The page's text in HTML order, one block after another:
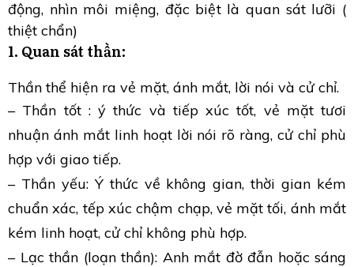
động, nhìn môi miệng, đặc biệt là quan sát lưỡi (
thiệt chẩn)
1. Quan sát thần:
Thần thể hiện ra vẻ mặt, ánh mắt, lời nói và cử chỉ.
– Thần tốt : ý thức và tiếp xúc tốt, vẻ mặt tươi
nhuận ánh mắt linh hoạt lời nói rõ ràng, cử chỉ phù
hợp với giao tiếp.
– Thần yếu: Ý thức về không gian, thời gian kém
chuẩn xác, tếp xúc chậm chạp, vẻ mặt tối, ánh mắt
kém linh hoạt, cử chỉ không phù hợp.
– Lạc thần (loạn thần): Anh mắt đờ đẫn hoặc sáng